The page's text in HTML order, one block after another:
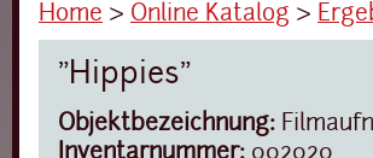
Home › Online Katalog ›
"Hippies"
Objektbezeichnung: